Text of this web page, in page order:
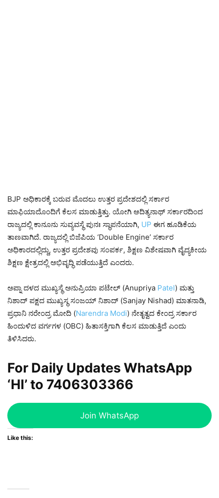
BJP ಅಧಿಕಾರಕ್ಕೆ ಬರುವ ಮೊದಲು ಉತ್ತರ ಪ್ರದೇಶದಲ್ಲಿ ಸರ್ಕಾರ
ಮಾಫಿಯಾದೊಂದಿಗೆ ಕೆಲಸ ಮಾಡುತ್ತಿತ್ತು. ಯೋಗಿ ಆದಿತ್ಯನಾಥ್ ಸರ್ಕಾರದಿಂದ
ರಾಜ್ಯದಲ್ಲಿ ಕಾನೂನು ಸುವ್ಯವಸ್ಥೆ ಪುನಃ ಸ್ಥಾಪನೆಯಾಗಿ, UP ಈಗ ಹೂಡಿಕೆಯ
ತಾಣವಾಗಿದೆ. ರಾಜ್ಯದಲ್ಲಿ ಬಿಜೆಪಿಯ ‘Double Engine’ ಸರ್ಕಾರ
ಅಧಿಕಾರದಲ್ಲಿದ್ದು, ಉತ್ತರ ಪ್ರದೇಶವು ಸಂಪರ್ಕ, ಶಿಕ್ಷಣ ವಿಶೇಷವಾಗಿ ವೈದ್ಯಕೀಯ
ಶಿಕ್ಷಣ ಕ್ಷೇತ್ರದಲ್ಲಿ ಅಭಿವೃದ್ಧಿ ಪಡೆಯುತ್ತಿದೆ ಎಂದರು.
ಅಪ್ನಾ ದಳದ ಮುಖ್ಯಸ್ಥೆ ಅನುಪ್ರಿಯಾ ಪಟೇಲ್ (Anupriya Patel) ಮತ್ತು
ನಿಶಾದ್ ಪಕ್ಷದ ಮುಖ್ಯಸ್ಥ ಸಂಜಯ್ ನಿಶಾದ್ (Sanjay Nishad) ಮಾತನಾಡಿ,
ಪ್ರಧಾನಿ ನರೇಂದ್ರ ಮೋದಿ (Narendra Modi) ನೇತೃತ್ವದ ಕೇಂದ್ರ ಸರ್ಕಾರ
ಹಿಂದುಳಿದ ವರ್ಗಗಳ (OBC) ಹಿತಾಸಕ್ತಿಗಾಗಿ ಕೆಲಸ ಮಾಡುತ್ತಿದೆ ಎಂದು
ತಿಳಿಸಿದರು.
For Daily Updates WhatsApp
‘HI’ to 7406303366
Join WhatsApp
Like this: